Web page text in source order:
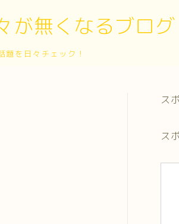
が無くなるブログ
題を日々チェック！
ス
ス